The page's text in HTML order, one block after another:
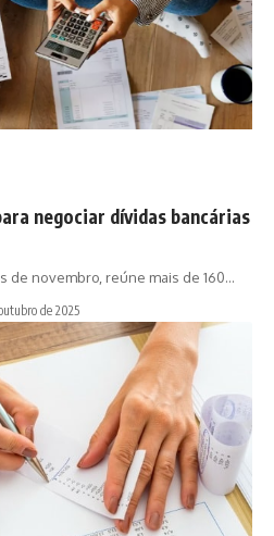
negociar dívidas bancárias
de novembro, reúne mais de 160…
de 2025